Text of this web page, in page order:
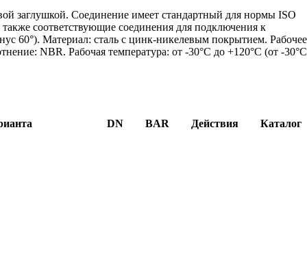
заглушкой. Соединение имеет стандартный для нормы ISO
соответствующие соединения для подключения к
60°). Материал: сталь с цинк-никелевым покрытием. Рабочее
NBR. Рабочая температура: от -30°C до +120°C (от -30°C
DN BAR Действия Каталог